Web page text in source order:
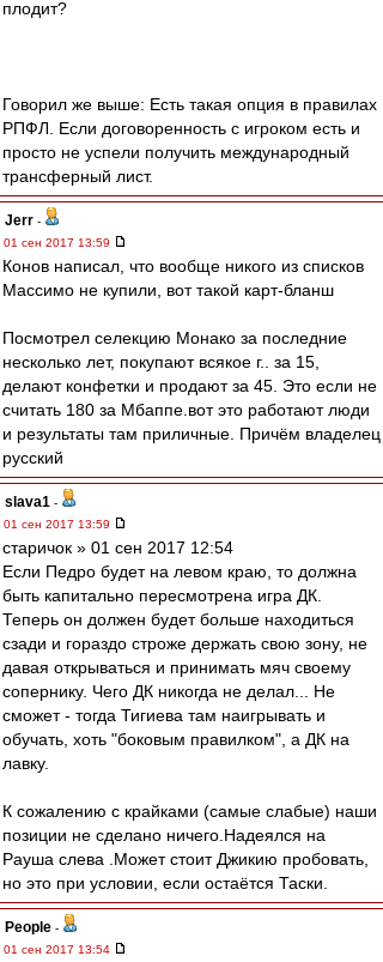
плодит?
Говорил же выше: Есть такая опция в правилах
РПФЛ. Если договоренность с игроком есть и
просто не успели получить международный
трансферный лист.
Jerr -
01 сен 2017 13:59
Конов написал, что вообще никого из списков
Массимо не купили, вот такой карт-бланш
Посмотрел селекцию Монако за последние
несколько лет, покупают всякое г.. за 15,
делают конфетки и продают за 45. Это если не
считать 180 за Мбаппе.вот это работают люди
и результаты там приличные. Причём владелец
русский
slava1 -
01 сен 2017 13:59
старичок » 01 сен 2017 12:54
Если Педро будет на левом краю, то должна
быть капитально пересмотрена игра ДК.
Теперь он должен будет больше находиться
сзади и гораздо строже держать свою зону, не
давая открываться и принимать мяч своему
сопернику. Чего ДК никогда не делал... Не
сможет - тогда Тигиева там наигрывать и
обучать, хоть "боковым правилком", а ДК на
лавку.
К сожалению с крайками (самые слабые) наши
позиции не сделано ничего.Надеялся на
Рауша слева .Может стоит Джикию пробовать,
но это при условии, если остаётся Таски.
People -
01 сен 2017 13:54